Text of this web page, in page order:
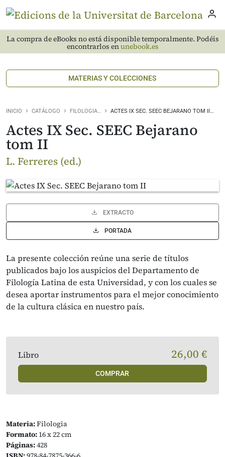
La compra de eBooks no está disponible temporalmente. Podéis
encontrarlos enunebook.es
MATERIAS Y COLECCIONES
INICIO CATÁLOGO FILOLOGIA… ACTES IX SEC. SEEC BEJARANO TOM II…
Actes IX Sec. SEEC Bejarano
tom II
L. Ferreres (ed.)
EXTRACTO
PORTADA
La presente colección reúne una serie de títulos
publicados bajo los auspicios del Departamento de
Filología Latina de esta Universidad, y con los cuales se
desea aportar instrumentos para el mejor conocimiento
de la cultura clásica en nuestro país.
Materia:Filologia
Formato: 16 x 22 cm
Páginas:428
Libro 26,00 €
COMPRAR